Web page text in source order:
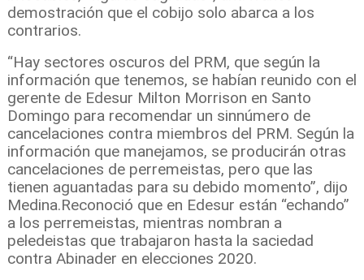
demostración que el cobijo solo abarca a los
contrarios.
“Hay sectores oscuros del PRM, que según la
información que tenemos, se habían reunido con el
gerente de Edesur Milton Morrison en Santo
Domingo para recomendar un sinnúmero de
cancelaciones contra miembros del PRM. Según la
información que manejamos, se producirán otras
cancelaciones de perremeistas, pero que las
tienen aguantadas para su debido momento”, dijo
Medina.Reconoció que en Edesur están “echando”
a los perremeistas, mientras nombran a
peledeistas que trabajaron hasta la saciedad
contra Abinader en elecciones 2020.